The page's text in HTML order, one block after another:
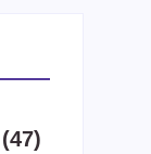
(47)